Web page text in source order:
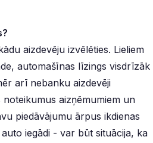
aizdevēju izvēlēties. Lieliem
automašīnas līzings visdrīzāk
arī nebanku aizdevēji
aizņēmumiem un
piedāvājumu ārpus ikdienas
iegādi - var būt situācija, ka